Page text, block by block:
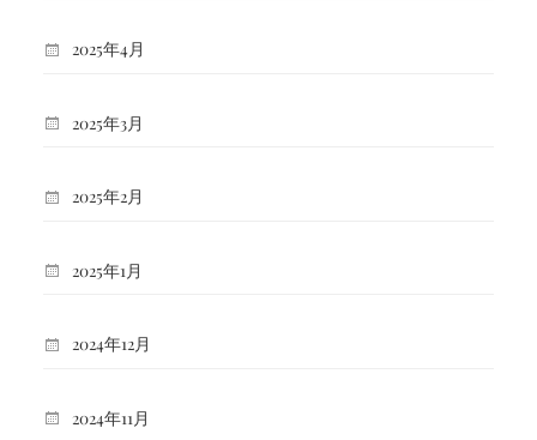
2025年4月
2025年3月
2025年2月
2025年1月
2024年12月
2024年11月